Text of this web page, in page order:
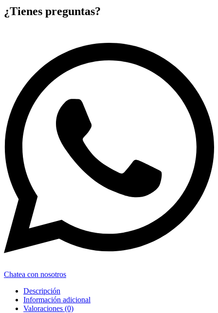
¿Tienes preguntas?
Chatea con nosotros
Descripción
Información adicional
Valoraciones (0)